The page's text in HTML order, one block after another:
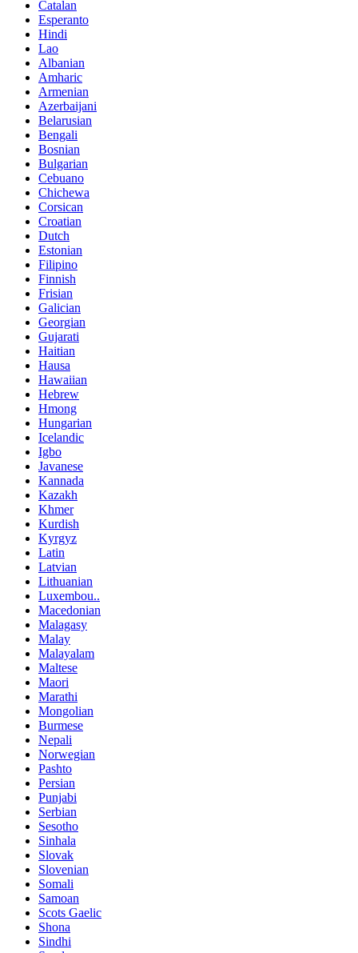
Catalan
Esperanto
Hindi
Lao
Albanian
Amharic
Armenian
Azerbaijani
Belarusian
Bengali
Bosnian
Bulgarian
Cebuano
Chichewa
Corsican
Croatian
Dutch
Estonian
Filipino
Finnish
Frisian
Galician
Georgian
Gujarati
Haitian
Hausa
Hawaiian
Hebrew
Hmong
Hungarian
Icelandic
Igbo
Javanese
Kannada
Kazakh
Khmer
Kurdish
Kyrgyz
Latin
Latvian
Lithuanian
Luxembou..
Macedonian
Malagasy
Malay
Malayalam
Maltese
Maori
Marathi
Mongolian
Burmese
Nepali
Norwegian
Pashto
Persian
Punjabi
Serbian
Sesotho
Sinhala
Slovak
Slovenian
Somali
Samoan
Scots Gaelic
Shona
Sindhi